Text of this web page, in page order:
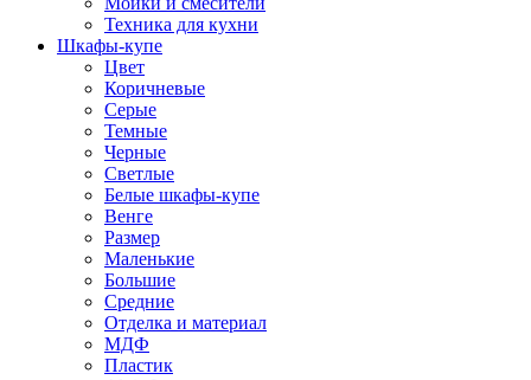
Техника для кухни
Шкафы-купе
Цвет
Коричневые
Серые
Темные
Черные
Светлые
Белые шкафы-купе
Венге
Размер
Маленькие
Большие
Средние
Отделка и материал
МДФ
Пластик